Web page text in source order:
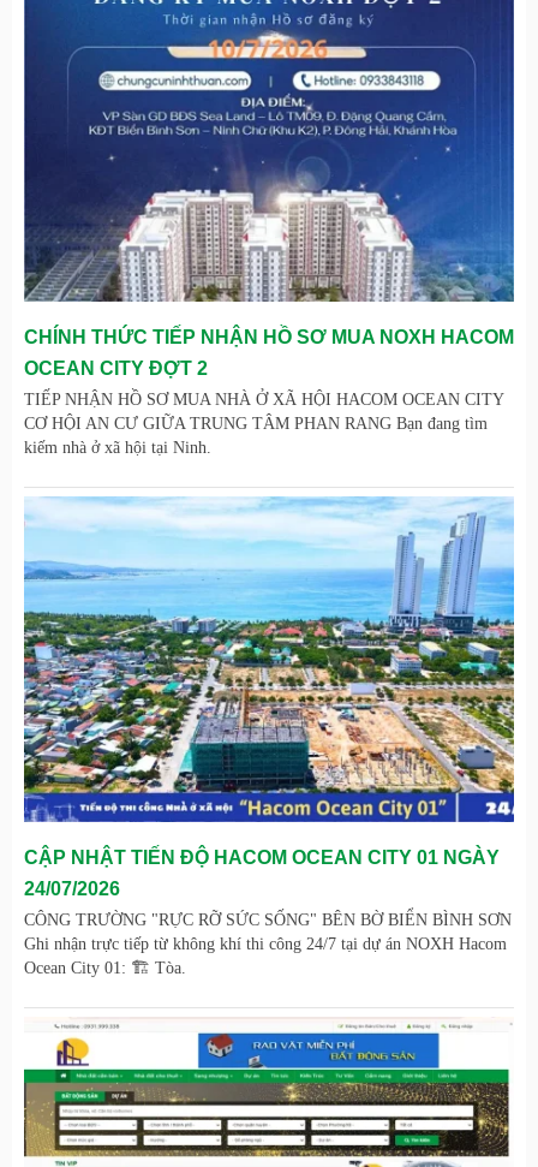
CHÍNH THỨC TIẾP NHẬN HỒ SƠ MUA NOXH HACOM
OCEAN CITY ĐỢT 2
TIẾP NHẬN HỒ SƠ MUA NHÀ Ở XÃ HỘI HACOM OCEAN CITY
CƠ HỘI AN CƯ GIỮA TRUNG TÂM PHAN RANG Bạn đang tìm
kiếm nhà ở xã hội tại Ninh.
CẬP NHẬT TIẾN ĐỘ HACOM OCEAN CITY 01 NGÀY
24/07/2026
CÔNG TRƯỜNG "RỰC RỠ SỨC SỐNG" BÊN BỜ BIỂN BÌNH SƠN
Ghi nhận trực tiếp từ không khí thi công 24/7 tại dự án NOXH Hacom
Ocean City 01: 🏗️ Tòa.